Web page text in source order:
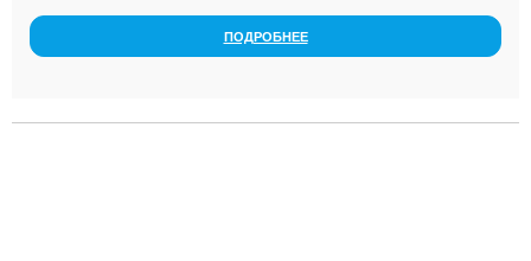
ПОДРОБНЕЕ